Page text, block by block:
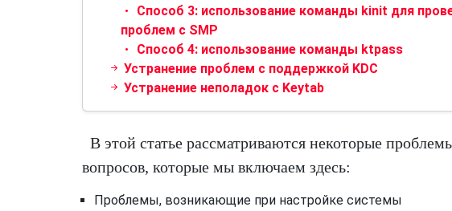
Способ 3: использование команды kinit для
проблем с SMP
Способ 4: использование команды ktpass
Устранение проблем с поддержкой KDC
Устранение неполадок с Keytab
В этой статье рассматриваются некоторые
вопросов, которые мы включаем здесь:
Проблемы, возникающие при настройке системы